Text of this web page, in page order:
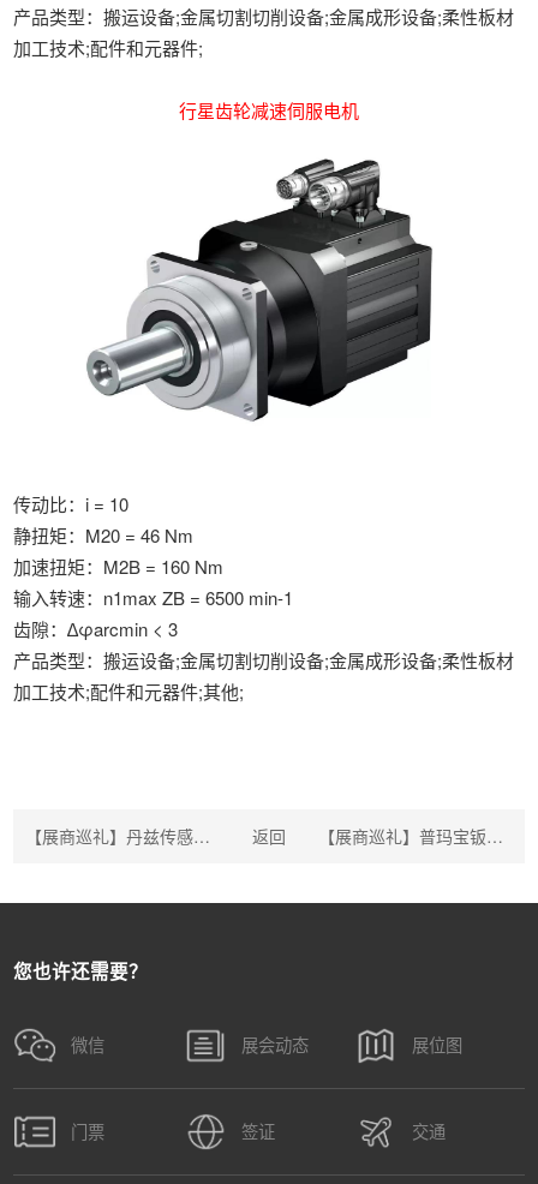
产品类型：搬运设备;金属切割切削设备;金属成形设备;柔性板材
加工技术;配件和元器件;
行星齿轮减速伺服电机
传动比：i = 10
静扭矩：M20 = 46 Nm
加速扭矩：M2B = 160 Nm
输入转速：n1max ZB = 6500 min-1
齿隙：∆φarcmin < 3
产品类型：搬运设备;金属切割切削设备;金属成形设备;柔性板材
加工技术;配件和元器件;其他;
【展商巡礼】丹兹传感科技（上海）有限公司 返回 【展商巡礼】普玛宝钣金设备（苏州）有限公司
您也许还需要？
微信 展会动态 展位图
门票 签证 交通